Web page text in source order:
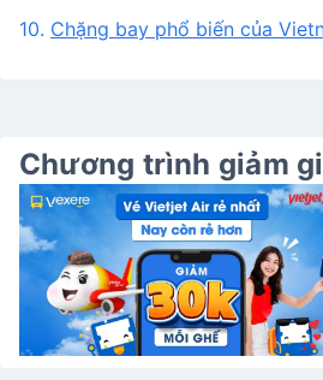
10. Chặng bay phổ biến của
Chương trình giảm